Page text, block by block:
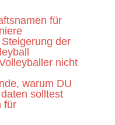
für
der
nicht
warum DU
solltest
für